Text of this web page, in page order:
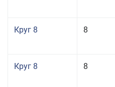
Круг 8 8
Круг 8 8